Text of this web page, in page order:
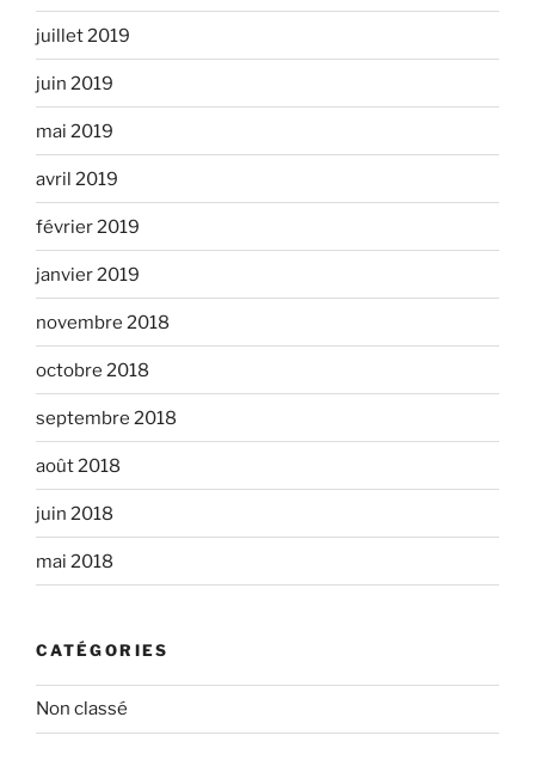
juillet 2019
juin 2019
mai 2019
avril 2019
février 2019
janvier 2019
novembre 2018
octobre 2018
septembre 2018
août 2018
juin 2018
mai 2018
CATÉGORIES
Non classé